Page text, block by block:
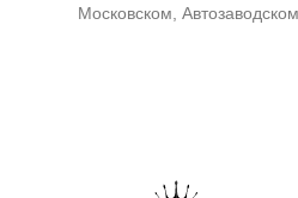
Московском,